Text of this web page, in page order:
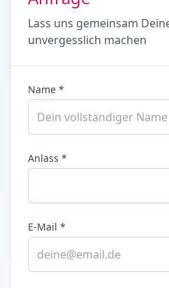
Lass uns gemeinsam
unvergesslich machen
Name *
Anlass *
E-Mail *